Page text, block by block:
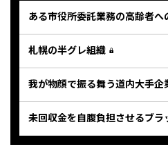
ある市役所委託業務の高齢者へ
札幌の半グレ組織
我が物顔で振る舞う道内大手企
未回収金を自腹負担させるブラ